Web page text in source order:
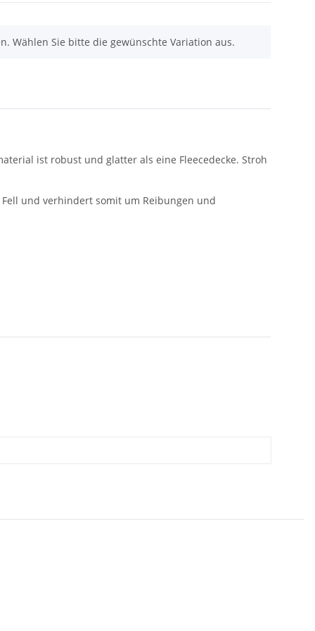
Wählen Sie bitte die gewünschte Variation aus.
ist robust und glatter als eine Fleecedecke. Stroh
und verhindert somit um Reibungen und